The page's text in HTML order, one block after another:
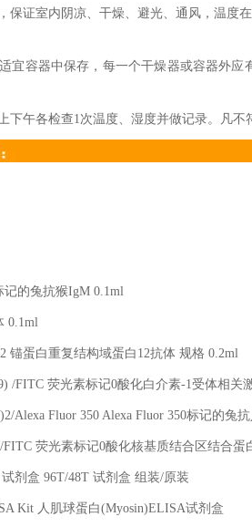
保证室内阴凉、干燥、避光、通风，温度
宜容器中保存，每一个干燥器或容器外
下午各检查1次温度、湿度并做记录。凡
记的兔抗猴IgM 0.1ml
0.1ml
锚蛋白重复结构域蛋白 12抗体 规格 0.2ml
/FITC 荧光素标记0酸化白介素-1受体相关
Alexa Fluor 350 Alexa Fluor 350标记的兔
FITC 荧光素标记0酸化核基质结合区结合蛋
试剂盒 96T/48T 试剂盒 组装/原装
Kit 人肌球蛋白(Myosin)ELISA试剂盒